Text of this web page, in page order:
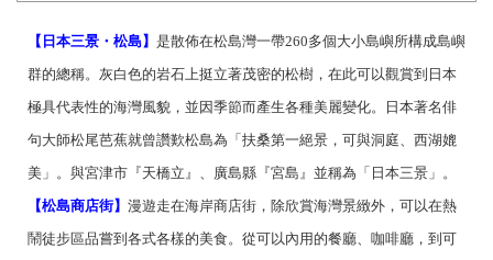
【日本三景・松島】 是散佈在松島灣一帶260多個大小島嶼所構成島嶼
群的總稱。灰白色的岩石上挺立著茂密的松樹，在此可以觀賞到日本
極具代表性的海灣風貌，並因季節而產生各種美麗變化。日本著名俳
句大師松尾芭蕉就曾讚歎松島為「扶桑第一絕景，可與洞庭、西湖媲
美」。與宮津市『天橋立』、廣島縣『宮島』並稱為「日本三景」。
【松島商店街】 漫遊走在海岸商店街，除欣賞海灣景緻外，可以在熱
鬧徒步區品嘗到各式各樣的美食。從可以內用的餐廳、咖啡廳，到可